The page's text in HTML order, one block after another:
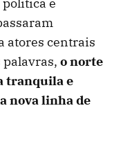
política é
atores centrais
palavras, o norte
tranquila e
nova linha de